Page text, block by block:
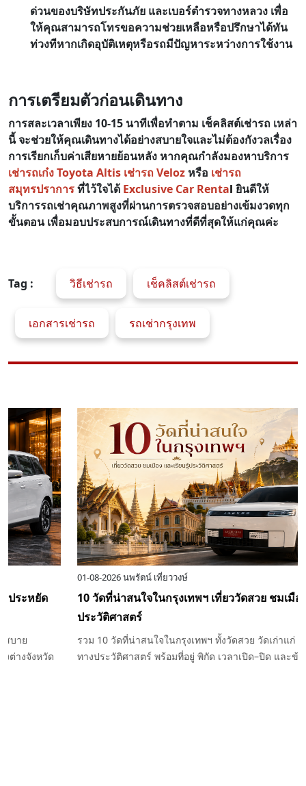
ด่วนของบริษัทประกันภัย และเบอร์ตำรวจทางหลวง เพื่อ
ให้คุณสามารถโทรขอความช่วยเหลือหรือปรึกษาได้ทัน
ท่วงทีหากเกิดอุบัติเหตุหรือรถมีปัญหาระหว่างการใช้งาน
การเตรียมตัวก่อนเดินทาง
การสละเวลาเพียง 10-15 นาทีเพื่อทำตาม เช็คลิสต์เช่ารถ เหล่า
นี้ จะช่วยให้คุณเดินทางได้อย่างสบายใจและไม่ต้องกังวลเรื่อง
การเรียกเก็บค่าเสียหายย้อนหลัง หากคุณกำลังมองหาบริการ
เช่ารถเก๋ง Toyota Altis เช่ารถ Veloz หรือ เช่ารถ
สมุทรปราการที่ไว้ใจได้ Exclusive Car Rental ยินดีให้
บริการรถเช่าคุณภาพสูงที่ผ่านการตรวจสอบอย่างเข้มงวดทุก
ขั้นตอน เพื่อมอบประสบการณ์เดินทางที่ดีที่สุดให้แก่คุณค่ะ
Tag : วิธีเช่ารถ เช็คลิสต์เช่ารถ
เอกสารเช่ารถ รถเช่ากรุงเทพ
นพรัตน์ เที่ยววงษ์
เช่ารถต้องวางมัดจำเท่าไหร่ ทำไมต้องมีเงินมัดจำก่อนรับรถ
ไขข้อสงสัยเรื่องเงินมัดจำรถเช่า ต้องวางเท่าไหร่ ใช้เพื่ออะไร คืนเมื่อ
ไหร่ และกรณีใดที่อาจถูกหักเงินมัดจำ พร้อมคำแนะนำก่อนเช่ารถกับ
Exclusive Car Rental